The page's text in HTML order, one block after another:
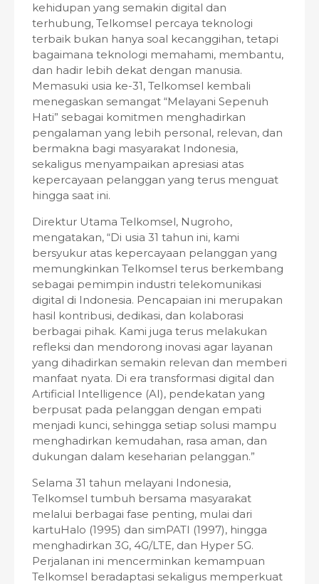
kehidupan yang semakin digital dan
terhubung, Telkomsel percaya teknologi
terbaik bukan hanya soal kecanggihan, tetapi
bagaimana teknologi memahami, membantu,
dan hadir lebih dekat dengan manusia.
Memasuki usia ke-31, Telkomsel kembali
menegaskan semangat “Melayani Sepenuh
Hati” sebagai komitmen menghadirkan
pengalaman yang lebih personal, relevan, dan
bermakna bagi masyarakat Indonesia,
sekaligus menyampaikan apresiasi atas
kepercayaan pelanggan yang terus menguat
hingga saat ini.
Direktur Utama Telkomsel, Nugroho,
mengatakan, “Di usia 31 tahun ini, kami
bersyukur atas kepercayaan pelanggan yang
memungkinkan Telkomsel terus berkembang
sebagai pemimpin industri telekomunikasi
digital di Indonesia. Pencapaian ini merupakan
hasil kontribusi, dedikasi, dan kolaborasi
berbagai pihak. Kami juga terus melakukan
refleksi dan mendorong inovasi agar layanan
yang dihadirkan semakin relevan dan memberi
manfaat nyata. Di era transformasi digital dan
Artificial Intelligence (AI), pendekatan yang
berpusat pada pelanggan dengan empati
menjadi kunci, sehingga setiap solusi mampu
menghadirkan kemudahan, rasa aman, dan
dukungan dalam keseharian pelanggan.”
Selama 31 tahun melayani Indonesia,
Telkomsel tumbuh bersama masyarakat
melalui berbagai fase penting, mulai dari
kartuHalo (1995) dan simPATI (1997), hingga
menghadirkan 3G, 4G/LTE, dan Hyper 5G.
Perjalanan ini mencerminkan kemampuan
Telkomsel beradaptasi sekaligus memperkuat